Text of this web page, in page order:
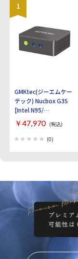
1
GMKtec(ジーエムケー
テック) Nucbox G3S
[Intel N95/
RAM:16GB/
SSD:512GB/ Windows
11 Pro]
￥47,970 (税込)
(0)